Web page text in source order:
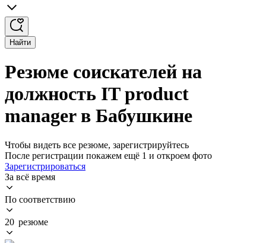
Найти
Резюме соискателей на
должность IT product
manager в Бабушкине
Чтобы видеть все резюме, зарегистрируйтесь
После регистрации покажем ещё 1 и откроем фото
Зарегистрироваться
За всё время
По соответствию
20 резюме